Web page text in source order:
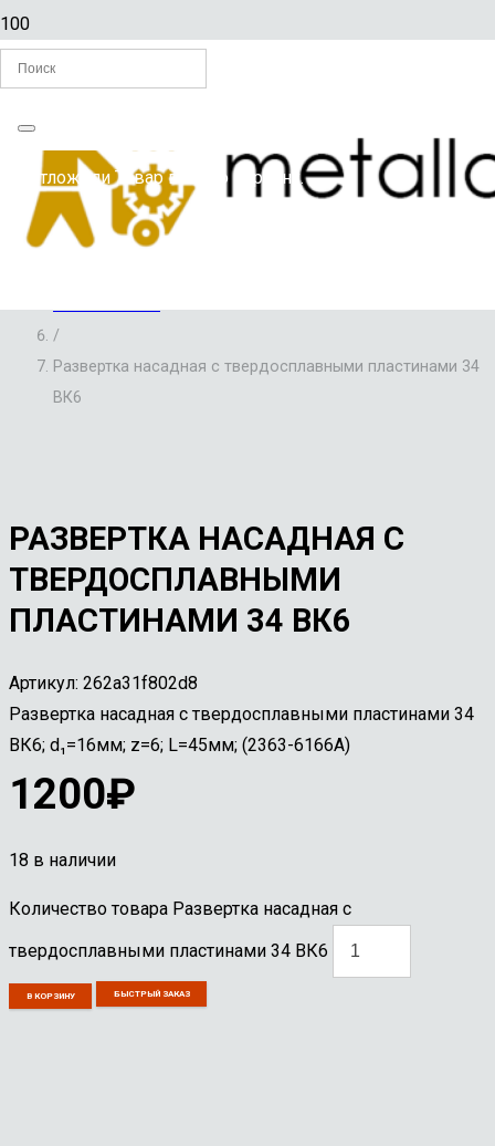
Вы отложилиТоварв свою корзину.
Главная
/
РАЗВЕРТКИ ПО МЕТАЛЛУ
/
Развертка насадная с твердосплавными пластинами 34
ВК6
РАЗВЕРТКА НАСАДНАЯ С
ТВЕРДОСПЛАВНЫМИ
ПЛАСТИНАМИ 34 ВК6
Артикул: 262a31f802d8
Развертка насадная с твердосплавными пластинами 34
ВК6; d₁=16мм; z=6; L=45мм; (2363-6166А)
1200₽
18 в наличии
Количество товара Развертка насадная с
твердосплавными пластинами 34 ВК6
В КОРЗИНУ БЫСТРЫЙ ЗАКАЗ